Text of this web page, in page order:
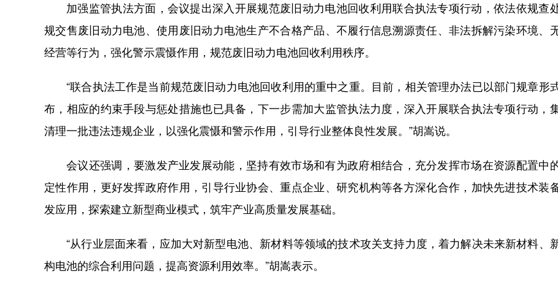
加强监管执法方面，会议提出深入开展规范废旧动力电池回收利用联合执法专项行动，依法依规查
规交售废旧动力电池、使用废旧动力电池生产不合格产品、不履行信息溯源责任、非法拆解污染环境、
经营等行为，强化警示震慑作用，规范废旧动力电池回收利用秩序。
“联合执法工作是当前规范废旧动力电池回收利用的重中之重。目前，相关管理办法已以部门规章形
布，相应的约束手段与惩处措施也已具备，下一步需加大监管执法力度，深入开展联合执法专项行动，
清理一批违法违规企业，以强化震慑和警示作用，引导行业整体良性发展。”胡嵩说。
会议还强调，要激发产业发展动能，坚持有效市场和有为政府相结合，充分发挥市场在资源配置中
定性作用，更好发挥政府作用，引导行业协会、重点企业、研究机构等各方深化合作，加快先进技术装
发应用，探索建立新型商业模式，筑牢产业高质量发展基础。
“从行业层面来看，应加大对新型电池、新材料等领域的技术攻关支持力度，着力解决未来新材料、
构电池的综合利用问题，提高资源利用效率。”胡嵩表示。